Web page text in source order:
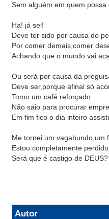
Sem alguém em quem possa
Ha! já sei!
Deve ter sido por causa do
Por comer demais,comer
Achando que o mundo vai
Ou será por causa da
Deve ser,porque afinal só
Tomo um café reforçado
Não saio para procurar
Em fim fico o dia inteiro
Me tornei um vagabundo,um
Estou completamente perdido
Será que é castigo de DEUS?
Autor